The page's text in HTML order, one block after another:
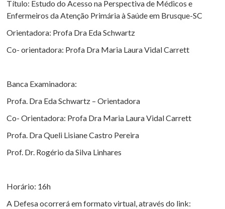
Título: Estudo do Acesso na Perspectiva de Médicos e
Enfermeiros da Atenção Primária à Saúde em Brusque-SC
Orientadora: Profa Dra Eda Schwartz
Co- orientadora: Profa Dra Maria Laura Vidal Carrett
Banca Examinadora:
Profa. Dra Eda Schwartz – Orientadora
Co- Orientadora: Profa Dra Maria Laura Vidal Carrett
Profa. Dra Queli Lisiane Castro Pereira
Prof. Dr. Rogério da Silva Linhares
Horário: 16h
A Defesa ocorrerá em formato virtual, através do link: